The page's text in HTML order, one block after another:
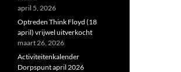
april 5, 2026
Optreden Think Floyd (18
april) vrijwel uitverkocht
maart 26, 2026
Activiteitenkalender
Dorpspunt april 2026